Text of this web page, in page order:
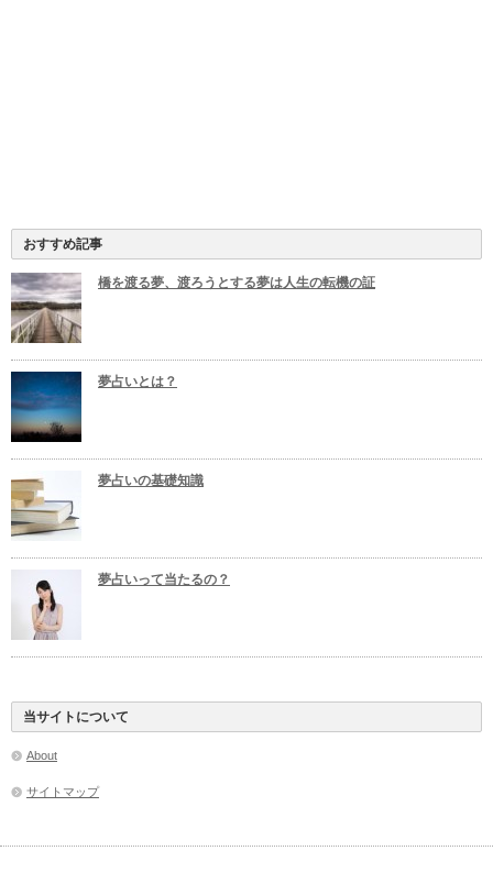
おすすめ記事
橋を渡る夢、渡ろうとする夢は人生の転機の証
夢占いとは？
夢占いの基礎知識
夢占いって当たるの？
当サイトについて
About
サイトマップ